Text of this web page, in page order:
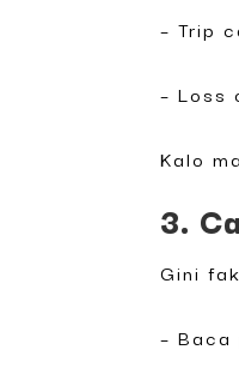
– Trip
– Loss
Kalo
3.
Gini
–